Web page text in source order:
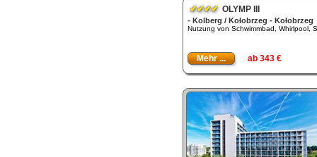
✔✔✔✔OLYMP III
- Kolberg / Kołobrzeg - Kołobrzeg
Nutzung von Schwimmbad, Whirlpool,
Mehr ... ab 343 €